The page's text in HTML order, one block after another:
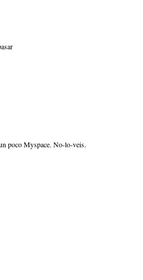
poco Myspace. No-lo-veis.